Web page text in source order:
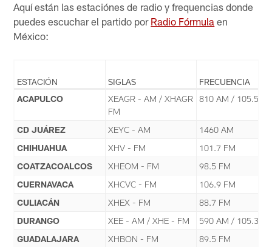
Aquí están las estaciónes de radio y frequencias donde
puedes escuchar el partido por Radio Fórmula en
México:
ESTACIÓN SIGLAS
FRECUENCIA
ACAPULCO
XEAGR - AM / XHAGR
FM
810 AM / 105.5
CD JUÁREZ XEYC - AM
1460 AM
CHIHUAHUA
XHV - FM
101.7 FM
COATZACOALCOS
XHEOM - FM
98.5 FM
CUERNAVACA
XHCVC - FM
106.9 FM
CULIACÁN
XHEX - FM
88.7 FM
DURANGO
XEE - AM / XHE - FM
590 AM / 105.3
GUADALAJARA
XHBON - FM
89.5 FM